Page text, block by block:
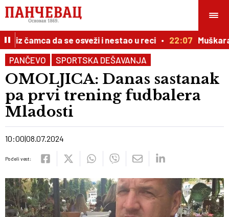
čamca da se osveži i nestao u reci 22:07 Muškarac
PANČEVO
SPORTSKA DEŠAVANJA
OMOLJICA: Danas sastanak
pa prvi trening fudbalera
Mladosti
10:00 08.07.2024
Podeli vest: